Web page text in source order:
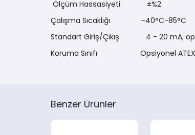
Ölçüm Hassasiyeti ±%2
Çalışma Sıcaklığı –40°C-85°C
Standart Giriş/Çıkış 4 - 20 mA,
Koruma Sınıfı Opsiyonel ATEX II
Benzer Ürünler